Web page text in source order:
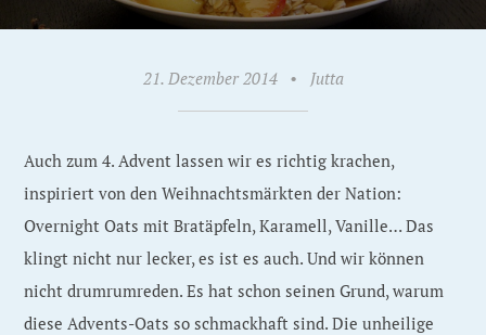
21. Dezember 2014 • Jutta
Auch zum 4. Advent lassen wir es richtig krachen,
inspiriert von den Weihnachtsmärkten der Nation:
Overnight Oats mit Bratäpfeln, Karamell, Vanille… Das
klingt nicht nur lecker, es ist es auch. Und wir können
nicht drumrumreden. Es hat schon seinen Grund, warum
diese Advents-Oats so schmackhaft sind. Die unheilige